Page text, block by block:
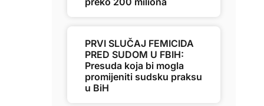
PRVI SLUČAJ FEMICIDA
PRED SUDOM U FBIH:
Presuda koja bi mogla
promijeniti sudsku praksu
u BiH